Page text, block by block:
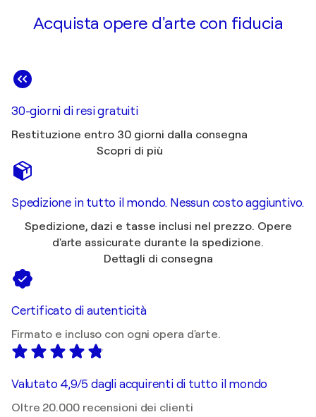
Acquista opere d'arte con fiducia
30-giorni di resi gratuiti
Restituzione entro 30 giorni dalla consegna
Scopri di più
Spedizione in tutto il mondo. Nessun costo aggiuntivo.
Spedizione, dazi e tasse inclusi nel prezzo. Opere
d'arte assicurate durante la spedizione.
Dettagli di consegna
Certificato di autenticità
Firmato e incluso con ogni opera d'arte.
Valutato 4,9/5 dagli acquirenti di tutto il mondo
Oltre 20.000 recensioni dei clienti